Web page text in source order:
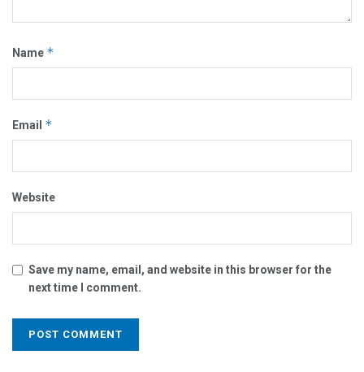
Name *
Email *
Website
Save my name, email, and website in this browser for the
next time I comment.